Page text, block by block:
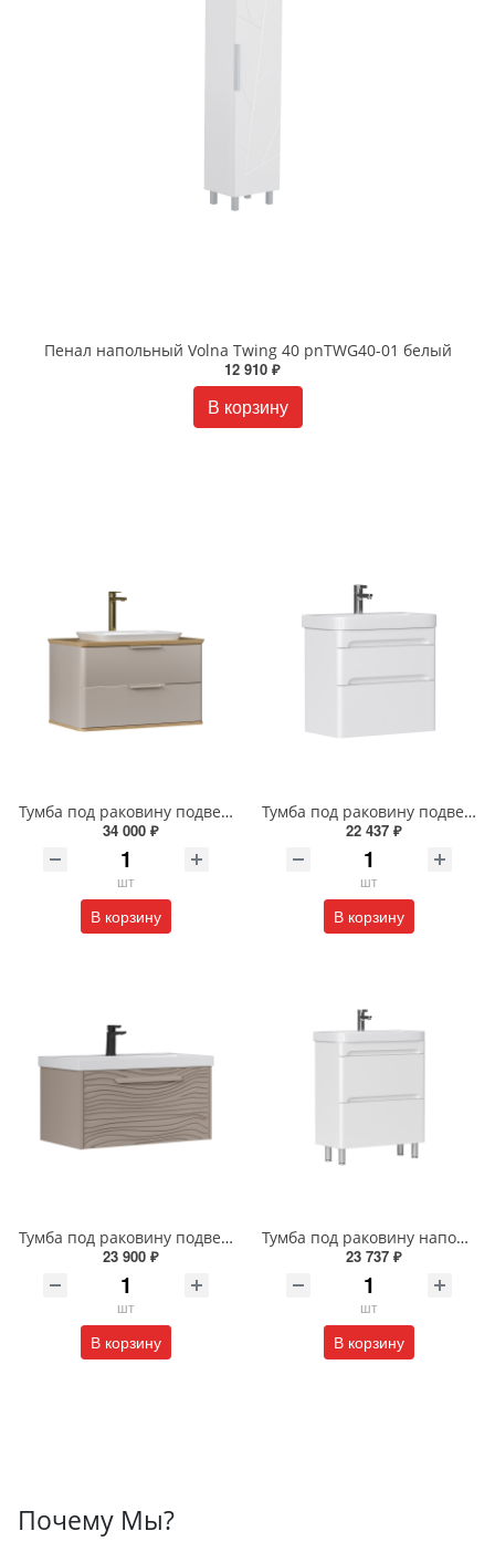
Пенал напольный Volna Twing 40 pnTWG40-01 белый
12 910 ₽
В корзину
Тумба под раковину подвесная EQUIL Десерт 80.2Я/Desert 80.2Y с ручками в цвет амарок tpDSRT80.2Y-25R амарок/дуб
34 000 ₽
шт
В корзину
Тумба под раковину подвесная EQUIL Найс 70 см tpNICE70.2Y-05 белая
22 437 ₽
шт
В корзину
Тумба под раковину подвесная EQUIL Глеам 80.1Я/Gleam 80.1Y амарок/дуб вотан tpGLEAM80.1Y-25
23 900 ₽
шт
В корзину
Тумба под раковину напольная EQUIL Найс 60 см tnNICE60.2Y-05 белая
23 737 ₽
шт
В корзину
Почему Мы?